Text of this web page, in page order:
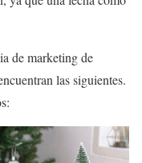
de marketing de
las siguientes.